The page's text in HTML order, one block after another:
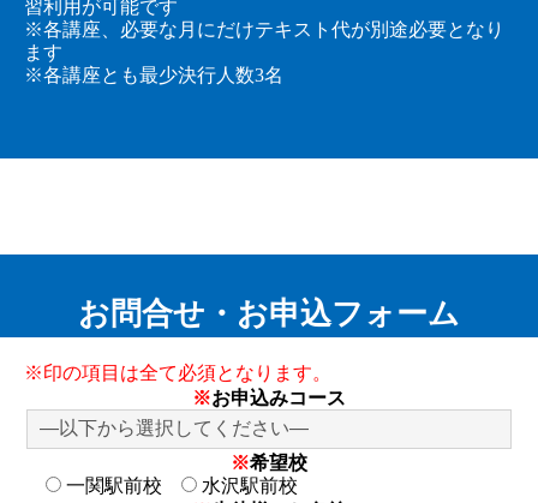
習利用が可能です
※各講座、必要な月にだけテキスト代が別途必要となり
ます
※各講座とも最少決行人数3名
お問合せ・お申込フォーム
※印の項目は全て必須となります。
※お申込みコース
※希望校
一関駅前校
水沢駅前校